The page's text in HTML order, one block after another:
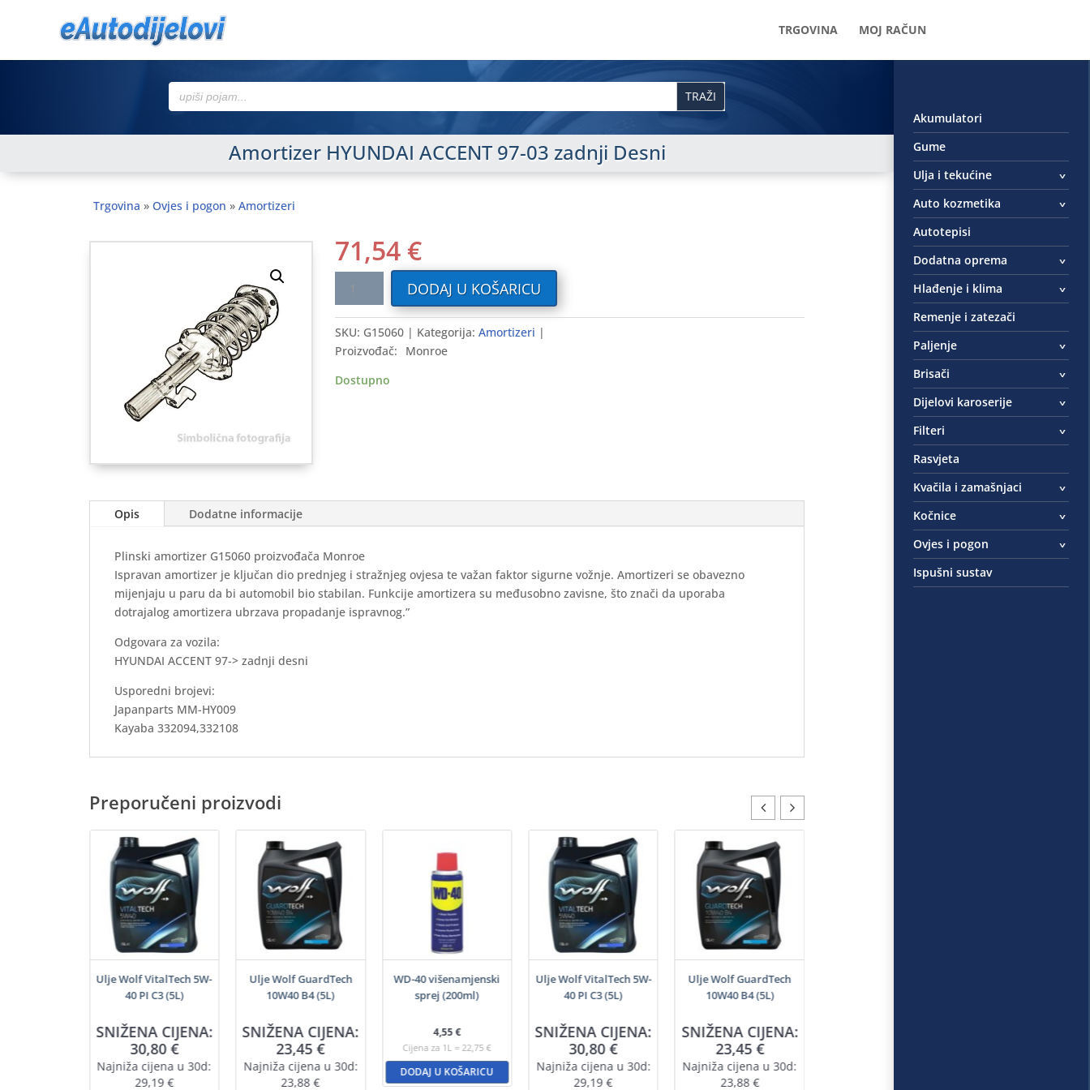
TRGOVINA MOJ RAČUN
Search
for:
Amortizer HYUNDAI ACCENT 97-03 zadnji Desni
Trgovina »Ovjes i pogon »Amortizeri
71,54 €
ACCENT
97-
03
zadnji
DODAJ U KOŠARICU
SKU: G15060 Kategorija: Amortizeri
Proizvođač:
Monroe
Dostupno
Opis Dodatne informacije
Plinski amortizer G15060 proizvođača Monroe
Ispravan amortizer je ključan dio prednjeg i stražnjeg ovjesa te važan faktor sigurne vožnje. Amortizeri se obavezno
mijenjaju u paru da bi automobil bio stabilan. Funkcije amortizera su međusobno zavisne, što znači da uporaba
dotrajalog amortizera ubrzava propadanje ispravnog.”
Odgovara za vozila:
HYUNDAI ACCENT 97-> zadnji desni
Usporedni brojevi:
Japanparts MM-HY009
Kayaba 332094,332108
Preporučeni proizvodi
Ulje Wolf VitalTech 5W-
40 PI C3 (5L)
SNIŽENA CIJENA:
30,80€
Najniža cijena u 30d:
29,19€
Ulje Wolf GuardTech
10W40 B4 (5L)
SNIŽENA CIJENA:
23,45€
Najniža cijena u 30d:
23,88€
WD-40 višenamjenski
sprej (200ml)
4,55€
Cijena za 1L = 22,75 €
DODAJ U KOŠARICU
Ulje Wolf VitalTech 5W-
40 PI C3 (5L)
SNIŽENA CIJENA:
30,80€
Najniža cijena u 30d:
29,19€
Ulje Wolf GuardTech
10W40 B4 (5L)
SNIŽENA CIJENA:
23,45€
Najniža cijena u 30d:
23,88 €
Akumulatori
Gume
Ulja i tekućine
Auto kozmetika
Autotepisi
Dodatna oprema
Hlađenje i klima
Remenje i zatezači
Paljenje
Brisači
Dijelovi karoserije
Filteri
Rasvjeta
Kvačila i zamašnjaci
Kočnice
Ovjes i pogon
Ispušni sustav